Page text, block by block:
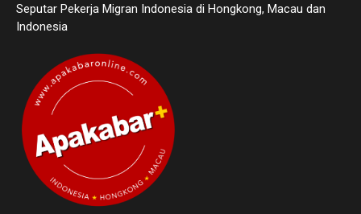
Seputar Pekerja Migran Indonesia di Hongkong, Macau dan
Indonesia